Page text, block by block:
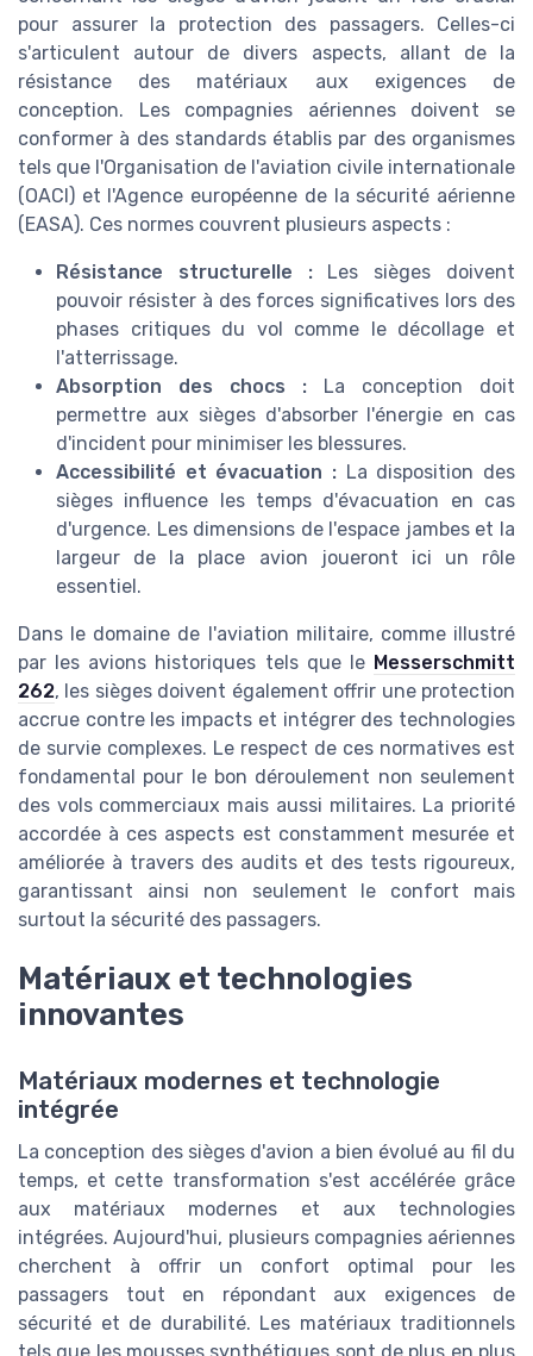
pour assurer la protection des passagers. Celles-ci
s'articulent autour de divers aspects, allant de la
résistance des matériaux aux exigences de
conception. Les compagnies aériennes doivent se
conformer à des standards établis par des organismes
tels que l'Organisation de l'aviation civile internationale
(OACI) et l'Agence européenne de la sécurité aérienne
(EASA). Ces normes couvrent plusieurs aspects :
Résistance structurelle :Les sièges doivent
pouvoir résister à des forces significatives lors des
phases critiques du vol comme le décollage et
l'atterrissage.
Absorption des chocs : La conception doit
permettre aux sièges d'absorber l'énergie en cas
d'incident pour minimiser les blessures.
Accessibilité et évacuation : La disposition des
sièges influence les temps d'évacuation en cas
d'urgence. Les dimensions de l'espace jambes et la
largeur de la place avion joueront ici un rôle
essentiel.
Dans le domaine de l'aviation militaire, comme illustré
par les avions historiques tels que le Messerschmitt
262, les sièges doivent également offrir une protection
accrue contre les impacts et intégrer des technologies
de survie complexes. Le respect de ces normatives est
fondamental pour le bon déroulement non seulement
des vols commerciaux mais aussi militaires. La priorité
accordée à ces aspects est constamment mesurée et
améliorée à travers des audits et des tests rigoureux,
garantissant ainsi non seulement le confort mais
surtout la sécurité des passagers.
Matériaux et technologies
innovantes
Matériaux modernes et technologie
intégrée
La conception des sièges d'avion a bien évolué au fil du
temps, et cette transformation s'est accélérée grâce
aux matériaux modernes et aux technologies
intégrées. Aujourd'hui, plusieurs compagnies aériennes
cherchent à offrir un confort optimal pour les
passagers tout en répondant aux exigences de
sécurité et de durabilité. Les matériaux traditionnels